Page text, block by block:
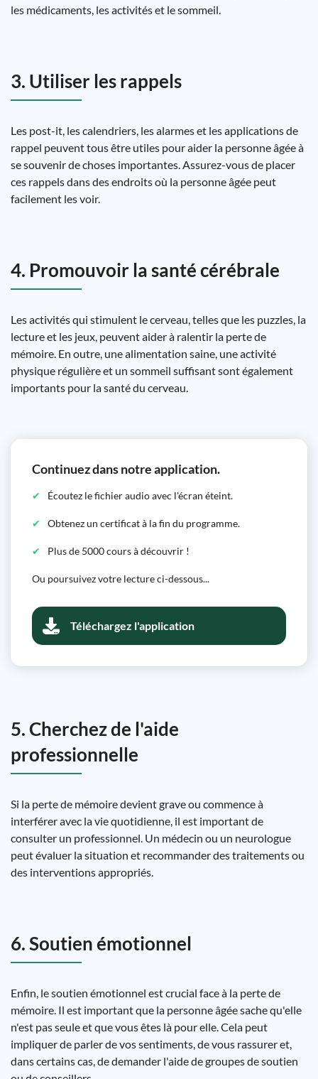
les médicaments, les activités et le sommeil.
3. Utiliser les rappels
Les post-it, les calendriers, les alarmes et les applications de
rappel peuvent tous être utiles pour aider la personne âgée à
se souvenir de choses importantes. Assurez-vous de placer
ces rappels dans des endroits où la personne âgée peut
facilement les voir.
4. Promouvoir la santé cérébrale
Les activités qui stimulent le cerveau, telles que les puzzles, la
lecture et les jeux, peuvent aider à ralentir la perte de
mémoire. En outre, une alimentation saine, une activité
physique régulière et un sommeil suffisant sont également
importants pour la santé du cerveau.
Continuez dans notre application.
Écoutez le fichier audio avec l'écran éteint.
Obtenez un certificat à la fin du programme.
Plus de 5000 cours à découvrir !
Ou poursuivez votre lecture ci-dessous...
Téléchargez l'application
5. Cherchez de l'aide
professionnelle
Si la perte de mémoire devient grave ou commence à
interférer avec la vie quotidienne, il est important de
consulter un professionnel. Un médecin ou un neurologue
peut évaluer la situation et recommander des traitements ou
des interventions appropriés.
6. Soutien émotionnel
Enfin, le soutien émotionnel est crucial face à la perte de
mémoire. Il est important que la personne âgée sache qu'elle
n'est pas seule et que vous êtes là pour elle. Cela peut
impliquer de parler de vos sentiments, de vous rassurer et,
dans certains cas, de demander l'aide de groupes de soutien